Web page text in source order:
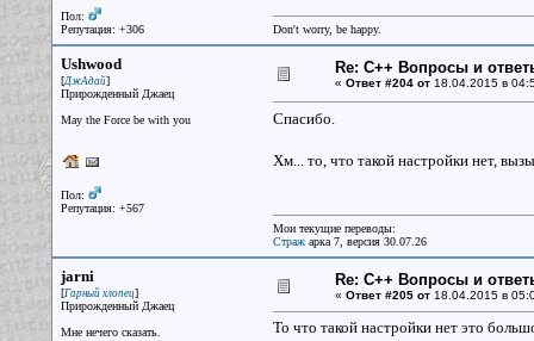
Пол:
Репутация: +306
Don't worry, be happy.
Ushwood
[ДжАдай]
Прирожденный Джаец
May the Force be with you
Пол:
Репутация: +567
Re: С++ Вопросы и
« Ответ #204 от18.04.2015 в
Спасибо.
Хм... то, что такой настройки нет,
Мои текущие переводы:
Стражарка 7, версия 30.07.26
jarni
[Гарный хлопец]
Прирожденный Джаец
Мне нечего сказать.
Re: С++ Вопросы и
« Ответ #205 от18.04.2015 в
То что такой настройки нет это